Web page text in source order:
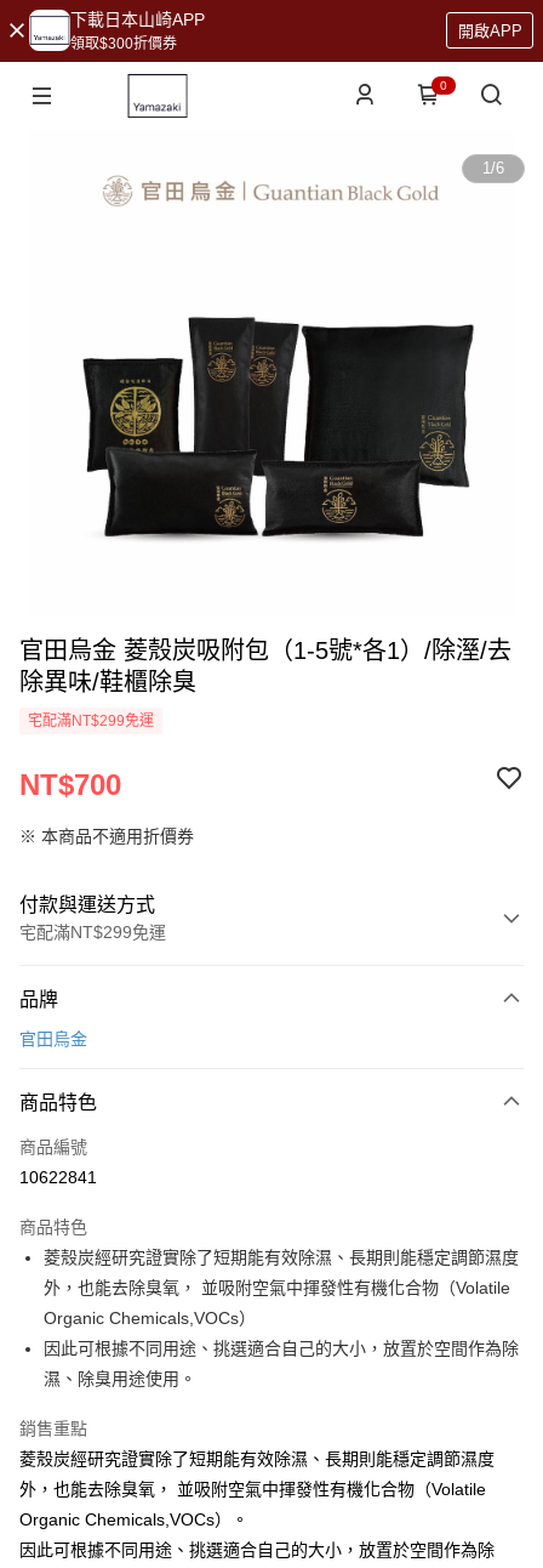
下載日本山崎APP
領取$300折價券
開啟APP
0
1/6
官田烏金 菱殼炭吸附包（1-5號*各1）/除溼/去
除異味/鞋櫃除臭
宅配滿NT$299免運
NT$700
※ 本商品不適用折價券
付款與運送方式
宅配滿NT$299免運
信用卡一次付款
Apple Pay
悠遊付
全盈+PAY
大哥付你分期
相關說明
【大哥付你分期使用說明】
1.本服務由台灣大哥大提供，台灣大哥大用戶可立即使用無須另外申請。
2.付款方式選擇「大哥付你分期」，訂單成立後會自動跳轉到大哥付的交易
成交易。
3.實際核准額度、可分期數及費用金額請依後續交易確認頁面所載為準。
4.訂單成立30分鐘內，如未前往確認交易或遇審核未通過，訂單將自動取
消。如遇「轉專審核」未通過狀況，表示未達大哥付你分期系統評分，恕無
法說明評估內容。
1.分期款項不併入電信帳單，「大哥付你分期」於每月結算日後寄送繳費提
ATM付款
運送方式
宅配【父親節大回饋】限時$299免運
每筆NT$150，滿NT$299(含以上)免運費
品牌
官田烏金
商品特色
商品編號
10622841
商品特色
菱殼炭經研究證實除了短期能有效除濕、長期則能穩定調節濕度
外，也能去除臭氧， 並吸附空氣中揮發性有機化合物（Volatile
Organic Chemicals,VOCs）
因此可根據不同用途、挑選適合自己的大小，放置於空間作為除
濕、除臭用途使用。
銷售重點
菱殼炭經研究證實除了短期能有效除濕、長期則能穩定調節濕度
外，也能去除臭氧， 並吸附空氣中揮發性有機化合物（Volatile
Organic Chemicals,VOCs）。
因此可根據不同用途、挑選適合自己的大小，放置於空間作為除